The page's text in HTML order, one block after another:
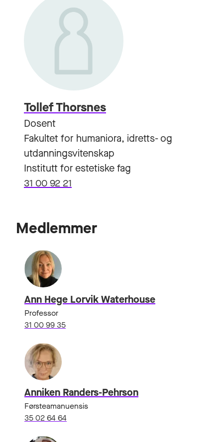
Tollef Thorsnes
Dosent
Fakultet for humaniora, idretts- og
utdanningsvitenskap
Institutt for estetiske fag
31 00 92 21
Medlemmer
Ann Hege Lorvik Waterhouse
Professor
31 00 99 35
Anniken Randers-Pehrson
Førsteamanuensis
35 02 64 64